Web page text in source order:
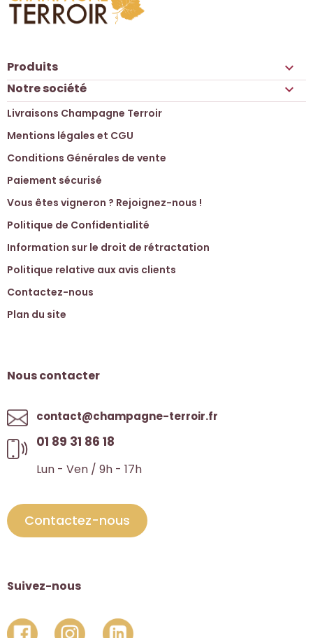
Produits 
Notre société 
Livraisons Champagne Terroir
Mentions légales et CGU
Conditions Générales de vente
Paiement sécurisé
Vous êtes vigneron ? Rejoignez-nous !
Politique de Confidentialité
Information sur le droit de rétractation
Politique relative aux avis clients
Contactez-nous
Plan du site
Nous contacter
contact@champagne-terroir.fr
01 89 31 86 18
Lun - Ven / 9h - 17h
Contactez-nous
Suivez-nous